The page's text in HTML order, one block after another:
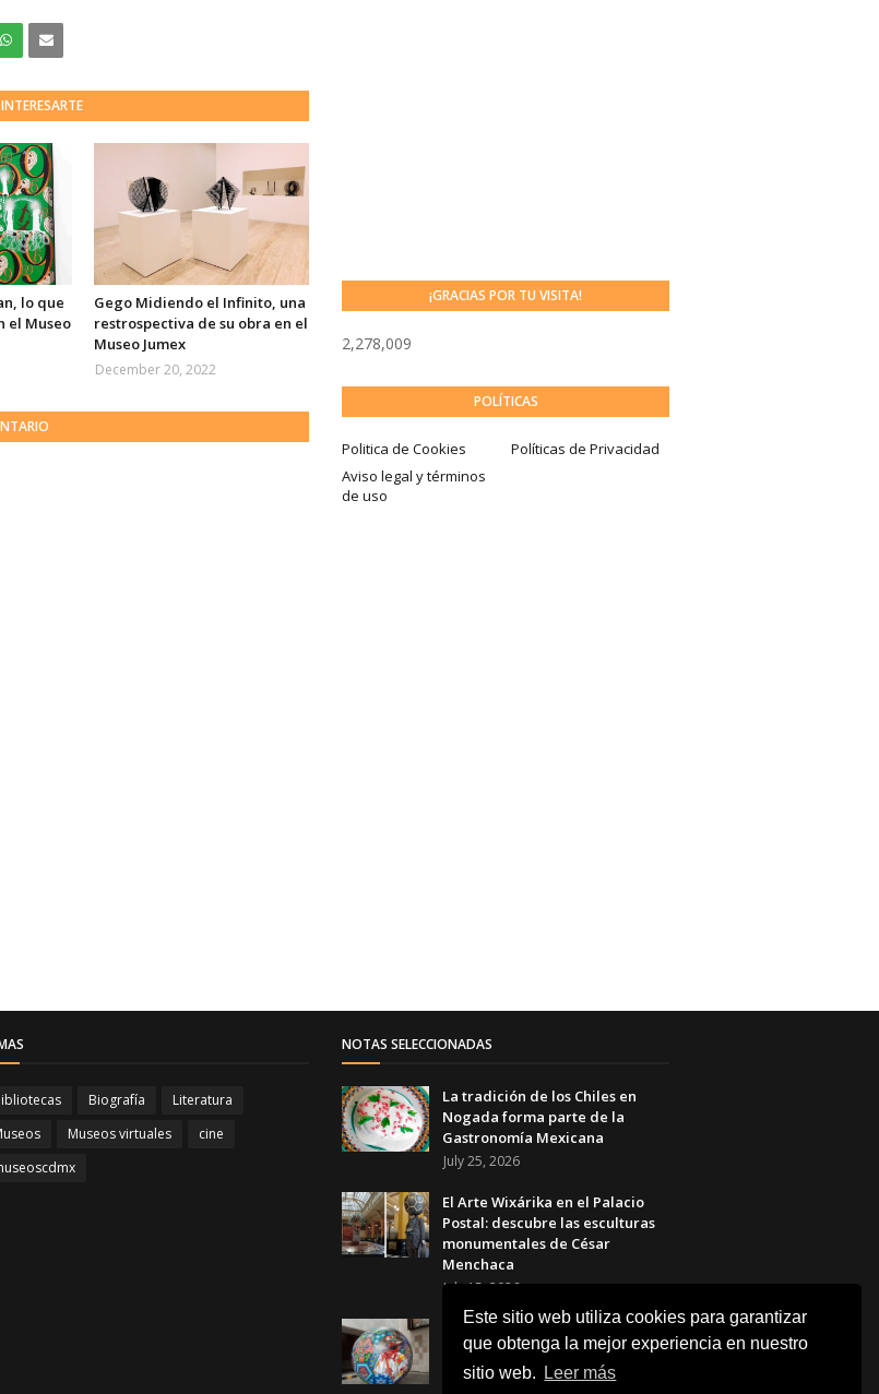
Este sitio web utiliza cookies para garantizar
que obtenga la mejor experiencia en nuestro
sitio web.
Leer más
lo que
el Museo
Gego Midiendo el Infinito, una
restrospectiva de su obra en el
Museo Jumex
December 20, 2022
¡GRACIAS POR TU VISITA!
2,278,009
POLÍTICAS
Politica de Cookies
Políticas de Privacidad
Aviso legal y términos
de uso
Biografía
Literatura
Museos virtuales
cine
NOTAS SELECCIONADAS
La tradición de los Chiles en
Nogada forma parte de la
Gastronomía Mexicana
July 25, 2026
El Arte Wixárika en el Palacio
Postal: descubre las esculturas
monumentales de César
Menchaca
July 15, 2026
El Balón Monumental WIXA 26:
tradición wixárika, arte huichol
y futbol